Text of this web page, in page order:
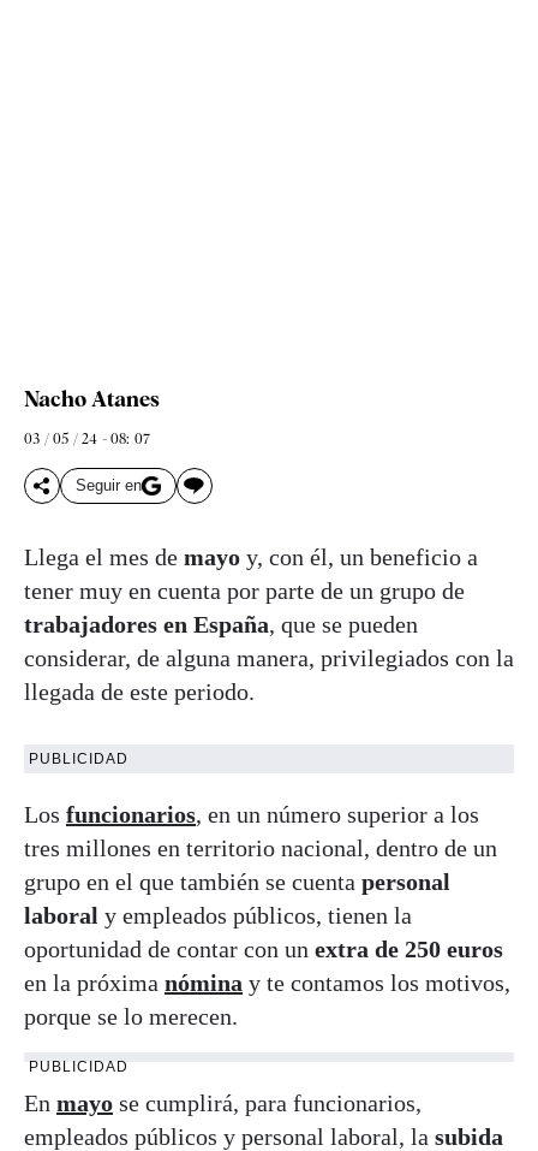
Nacho Atanes
03 / 05 / 24 - 08: 07
Seguir en
Llega el mes de mayo y, con él, un beneficio a
tener muy en cuenta por parte de un grupo de
trabajadores en España, que se pueden
considerar, de alguna manera, privilegiados con la
llegada de este periodo.
PUBLICIDAD
Los funcionarios, en un número superior a los
tres millones en territorio nacional, dentro de un
grupo en el que también se cuenta personal
laboral y empleados públicos, tienen la
oportunidad de contar con un extra de 250 euros
en la próxima nómina y te contamos los motivos,
porque se lo merecen.
PUBLICIDAD
En mayo se cumplirá, para funcionarios,
empleados públicos y personal laboral, la subida